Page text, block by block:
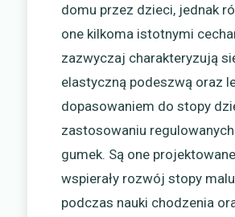
domu przez dzieci, jednak
one kilkoma istotnymi
zazwyczaj charakteryzują
elastyczną podeszwą oraz
dopasowaniem do stopy
zastosowaniu
gumek. Są one
wspierały rozwój stopy
podczas nauki chodzenia